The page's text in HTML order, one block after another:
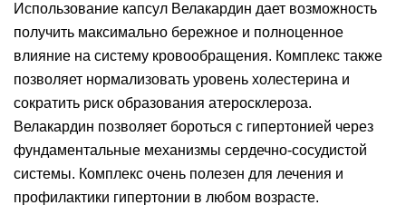
Использование капсул Велакардин дает возможность
получить максимально бережное и полноценное
влияние на систему кровообращения. Комплекс также
позволяет нормализовать уровень холестерина и
сократить риск образования атеросклероза.
Велакардин позволяет бороться с гипертонией через
фундаментальные механизмы сердечно-сосудистой
системы. Комплекс очень полезен для лечения и
профилактики гипертонии в любом возрасте.